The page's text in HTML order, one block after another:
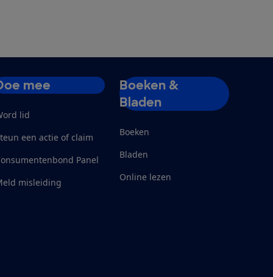
mee
lid
een actie of claim
Panel
misleiding
Boeken &
Bladen
Boeken
Bladen
Online lezen